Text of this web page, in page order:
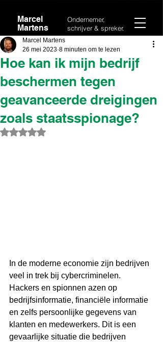
Marcel
Martens
Ondernemer,
schrijver & spreker.
Hoe kan ik mijn bedrijf
beschermen tegen
geavanceerde dreigingen
zoals staatsspionage?
Marcel Martens
26 mei 2023 8 minuten om te lezen
Beoordeeld met NaN uit 5 sterren.
In de moderne economie zijn bedrijven
veel in trek bij cybercriminelen.
Hackers en spionnen azen op
bedrijfsinformatie, financiële informatie
en zelfs persoonlijke gegevens van
klanten en medewerkers. Dit is een
gevaarlijke situatie die bedrijven